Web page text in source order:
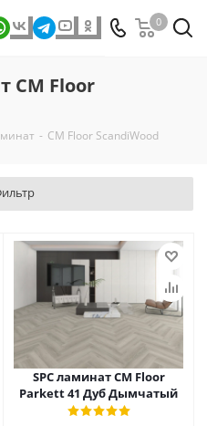
0
CM Floor
- CM Floor ScandiWood
SPC ламинат CM Floor
Parkett 41 Дуб Дымчатый